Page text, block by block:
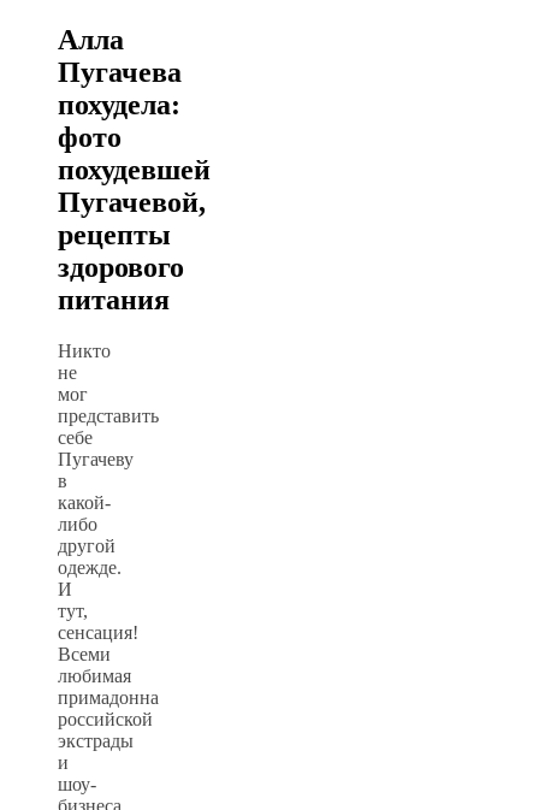
Алла
Пугачева
похудела:
фото
похудевшей
Пугачевой,
рецепты
здорового
питания
Никто
не
мог
представить
себе
Пугачеву
в
какой-
либо
другой
одежде.
И
тут,
сенсация!
Всеми
любимая
примадонна
российской
экстрады
и
шоу-
бизнеса